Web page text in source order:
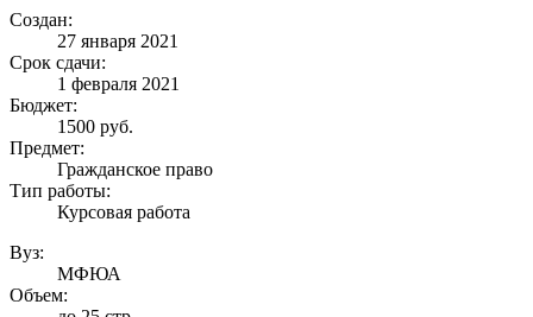
Создан:
27 января 2021
Срок сдачи:
1 февраля 2021
Бюджет:
1500 руб.
Предмет:
Гражданское право
Тип работы:
Курсовая работа
Вуз:
МФЮА
Объем: